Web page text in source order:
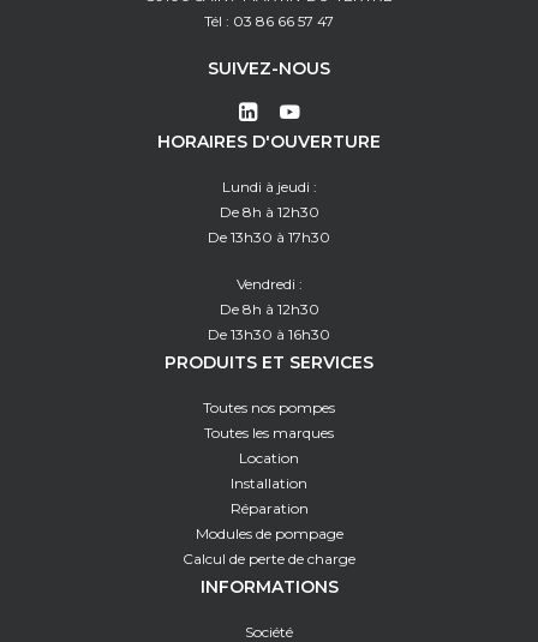
Tél : 03 86 66 57 47
SUIVEZ-NOUS
HORAIRES D'OUVERTURE
Lundi à jeudi :
De 8h à 12h30
De 13h30 à 17h30
Vendredi :
De 8h à 12h30
De 13h30 à 16h30
PRODUITS ET SERVICES
Toutes nos pompes
Toutes les marques
Location
Installation
Réparation
Modules de pompage
Calcul de perte de charge
INFORMATIONS
Société